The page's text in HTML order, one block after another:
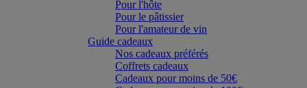
Pour l'hôte
Pour le pâtissier
Pour l'amateur de vin
Guide cadeaux
Nos cadeaux préférés
Coffrets cadeaux
Cadeaux pour moins de 50€